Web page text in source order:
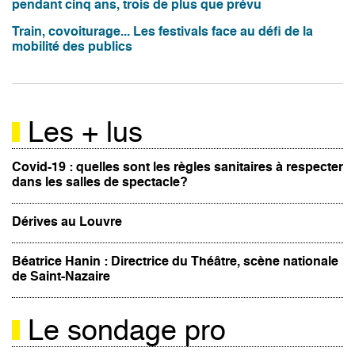
pendant cinq ans, trois de plus que prévu
Train, covoiturage... Les festivals face au défi de la
mobilité des publics
Les + lus
Covid-19 : quelles sont les règles sanitaires à respecter
dans les salles de spectacle?
Dérives au Louvre
Béatrice Hanin : Directrice du Théâtre, scène nationale
de Saint-Nazaire
Le sondage pro